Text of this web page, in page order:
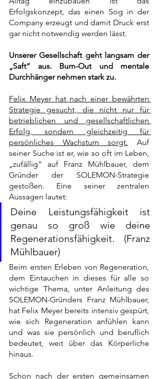
Erfolgskonzept, das einen Sog in der
Company erzeugt und damit Druck erst
gar nicht notwendig werden lässt.
Unserer Gesellschaft geht langsam der
„Saft“ aus. Burn-Out und mentale
Durchhänger nehmen stark zu.
Felix Meyer hat nach einer bewährten
Strategie gesucht, die nicht nur für
betrieblichen und gesellschaftlichen
Erfolg, sondern gleichzeitig für
persönliches Wachstum sorgt. Auf
seiner Suche ist er, wie so oft im Leben,
„zufällig“ auf Franz Mühlbauer, dem
Gründer der SOLEMON-Strategie
gestoßen. Eine seiner zentralen
Aussagen lautet:
Deine Leistungsfähigkeit ist
genau so groß wie deine
Regenerationsfähigkeit. (Franz
Mühlbauer)
Beim ersten Erleben von Regeneration,
dem Eintauchen in dieses für alle so
wichtige Thema, unter Anleitung des
SOLEMON-Gründers Franz Mühlbauer,
hat Felix Meyer bereits intensiv gespürt,
wie sich Regeneration anfühlen kann
und was sie persönlich und beruflich
bedeutet, weit über das Körperliche
hinaus.
Schon nach der ersten gemeinsamen